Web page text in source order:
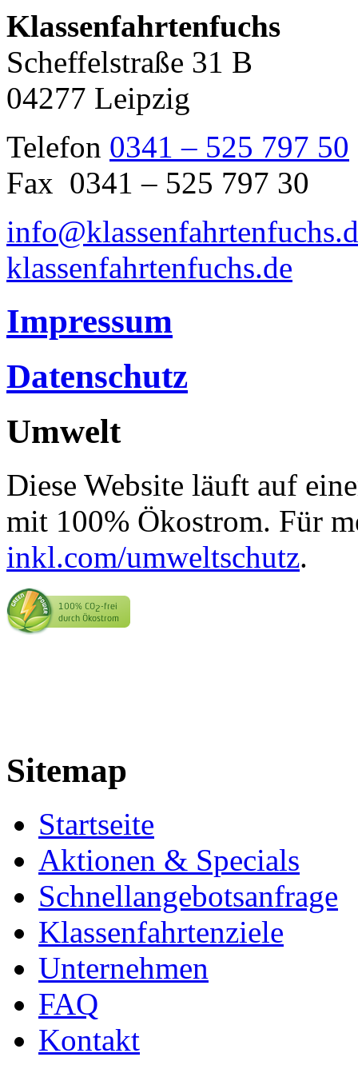
Klassenfahrtenfuchs
Scheffelstraße 31 B
04277 Leipzig
Telefon 0341 – 525 797 50
Fax 0341 – 525 797 30
klassenfahrtenfuchs.de
Impressum
Datenschutz
Umwelt
Diese Website läuft auf
mit 100% Ökostrom. Für
inkl.com/umweltschutz.
Sitemap
Startseite
Aktionen & Specials
Schnellangebotsanfrage
Klassenfahrtenziele
Unternehmen
FAQ
Kontakt